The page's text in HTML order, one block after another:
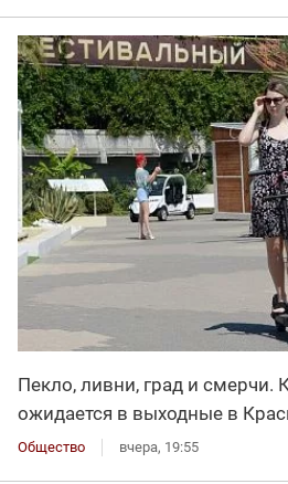
Пекло, ливни, град и смерчи.
ожидается в выходные в
Общество вчера, 19:55